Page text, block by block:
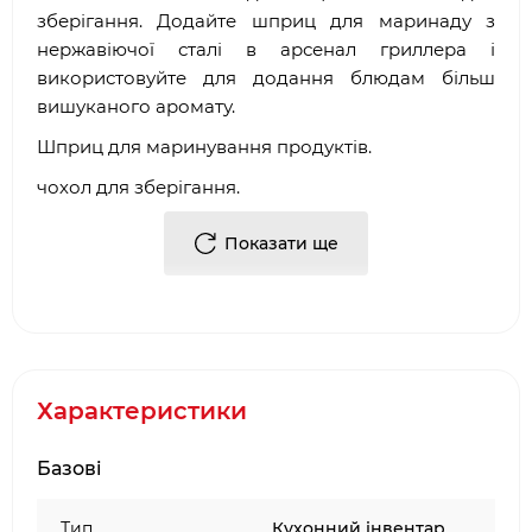
зберігання. Додайте шприц для маринаду з
нержавіючої сталі в арсенал гриллера і
використовуйте для додання блюдам більш
вишуканого аромату.
Шприц для маринування продуктів.
чохол для зберігання.
магазинbbq24.com.ua
аксесуари для барбекю.
Показати ще
Характеристики
Базові